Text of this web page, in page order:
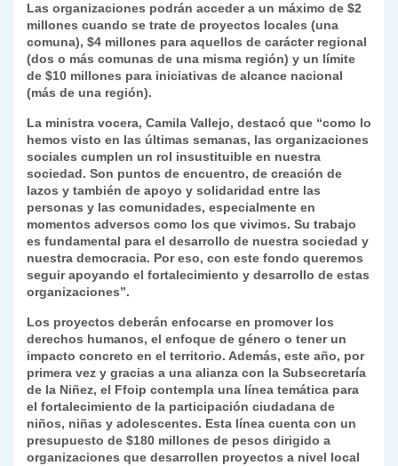
Las organizaciones podrán acceder a un máximo de $2
millones cuando se trate de proyectos locales (una
comuna), $4 millones para aquellos de carácter regional
(dos o más comunas de una misma región) y un límite
de $10 millones para iniciativas de alcance nacional
(más de una región).
La ministra vocera, Camila Vallejo, destacó que “como lo
hemos visto en las últimas semanas, las organizaciones
sociales cumplen un rol insustituible en nuestra
sociedad. Son puntos de encuentro, de creación de
lazos y también de apoyo y solidaridad entre las
personas y las comunidades, especialmente en
momentos adversos como los que vivimos. Su trabajo
es fundamental para el desarrollo de nuestra sociedad y
nuestra democracia. Por eso, con este fondo queremos
seguir apoyando el fortalecimiento y desarrollo de estas
organizaciones”.
Los proyectos deberán enfocarse en promover los
derechos humanos, el enfoque de género o tener un
impacto concreto en el territorio. Además, este año, por
primera vez y gracias a una alianza con la Subsecretaría
de la Niñez, el Ffoip contempla una línea temática para
el fortalecimiento de la participación ciudadana de
niños, niñas y adolescentes. Esta línea cuenta con un
presupuesto de $180 millones de pesos dirigido a
organizaciones que desarrollen proyectos a nivel local